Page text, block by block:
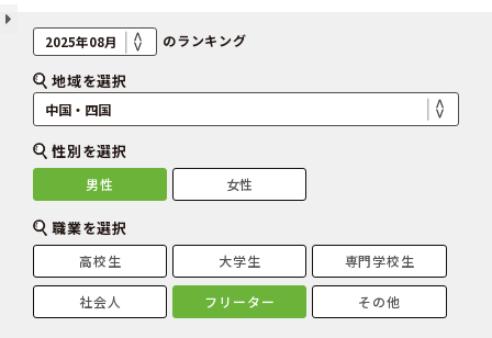
のランキング
地域を選択
性別を選択
男性 女性
職業を選択
高校生 大学生 専門学校生
社会人 フリーター その他